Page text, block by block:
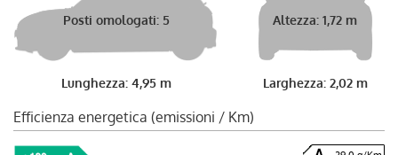
Posti omologati: 5
Lunghezza: 4,95 m
Altezza: 1,72 m
Larghezza: 2,02 m
Efficienza energetica (emissioni / Km)